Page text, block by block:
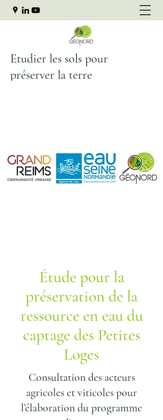
Etudier les sols pour
préserver la terre
Étude pour la
préservation de la
ressource en eau du
captage des Petites
Loges
Consultation des acteurs
agricoles et viticoles pour
l’élaboration du programme